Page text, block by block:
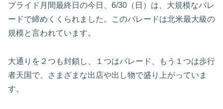
プライド月間最終日の今日、6/30（日）は、大規模なパレ
ードで締めくくられました。このパレードは北米最大級の
規模と言われています。
大通りを２つも封鎖し、１つはパレード、もう１つは歩行
者天国で、さまざまな出店や出し物で盛り上がっていま
す。